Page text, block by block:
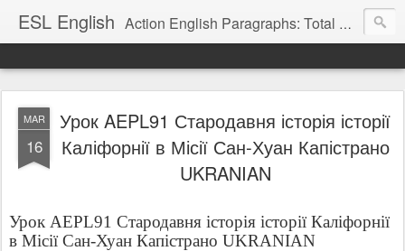
ESL English Action English Paragraphs: Total Physical Response (TPR) Paragraphs for the High School and Adult Language Student
MAR
16
Урок AEPL91 Стародавня історія історії
Каліфорнії в Місії Сан-Хуан Капістрано
UKRANIAN
Урок AEPL91 Стародавня історія історії Каліфорнії
в Місії Сан-Хуан Капістрано UKRANIAN